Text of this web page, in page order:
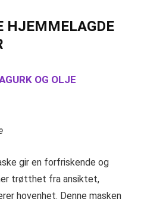
HJEMMELAGDE
OG OLJE
gir en forfriskende og
trøtthet fra ansiktet,
hovenhet. Denne masken